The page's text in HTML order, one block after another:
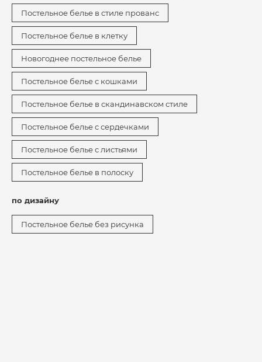
Постельное белье в стиле прованс
Постельное белье в клетку
Новогоднее постельное белье
Постельное белье с кошками
Постельное белье в скандинавском стиле
Постельное белье с сердечками
Постельное белье с листьями
Постельное белье в полоску
по дизайну
Постельное белье без рисунка